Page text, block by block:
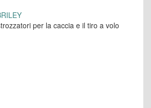
per la caccia e il tiro a volo